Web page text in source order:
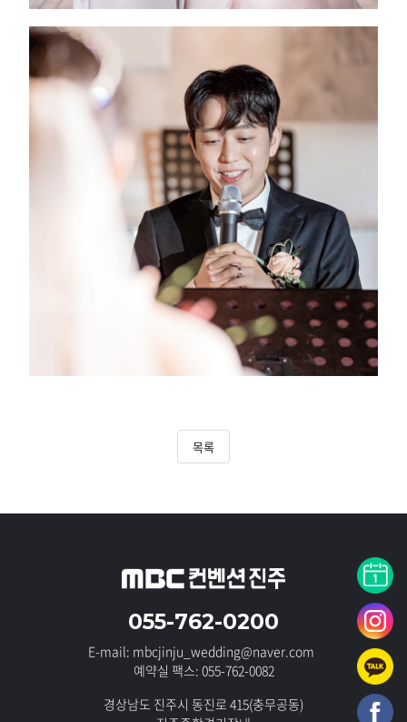
목록
055-762-0200
E-mail: mbcjinju_wedding@naver.com
예약실 팩스: 055-762-0082
경상남도 진주시 동진로 415(충무공동)